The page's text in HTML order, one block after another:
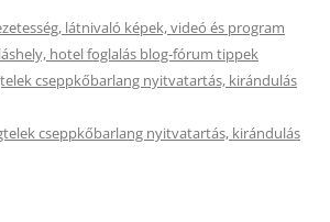
látnivaló képek, videó és program
hotel foglalás blog-fórum tippek
cseppkőbarlang nyitvatartás, kirándulás
cseppkőbarlang nyitvatartás, kirándulás